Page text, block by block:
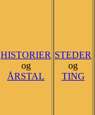
HISTORIER
og
ÅRSTAL
STEDER
og
TING